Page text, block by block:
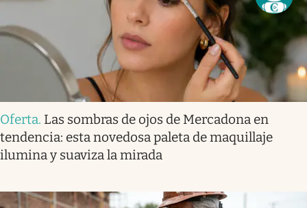
Oferta. Las sombras de ojos de Mercadona en
tendencia: esta novedosa paleta de maquillaje
ilumina y suaviza la mirada